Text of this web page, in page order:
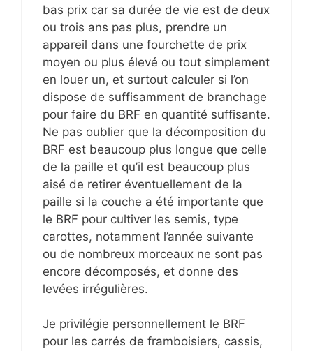
bas prix car sa durée de vie est de deux
ou trois ans pas plus, prendre un
appareil dans une fourchette de prix
moyen ou plus élevé ou tout simplement
en louer un, et surtout calculer si l’on
dispose de suffisamment de branchage
pour faire du BRF en quantité suffisante.
Ne pas oublier que la décomposition du
BRF est beaucoup plus longue que celle
de la paille et qu’il est beaucoup plus
aisé de retirer éventuellement de la
paille si la couche a été importante que
le BRF pour cultiver les semis, type
carottes, notamment l’année suivante
ou de nombreux morceaux ne sont pas
encore décomposés, et donne des
levées irrégulières.
Je privilégie personnellement le BRF
pour les carrés de framboisiers, cassis,